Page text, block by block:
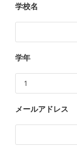
学校名
学年
メールアドレス